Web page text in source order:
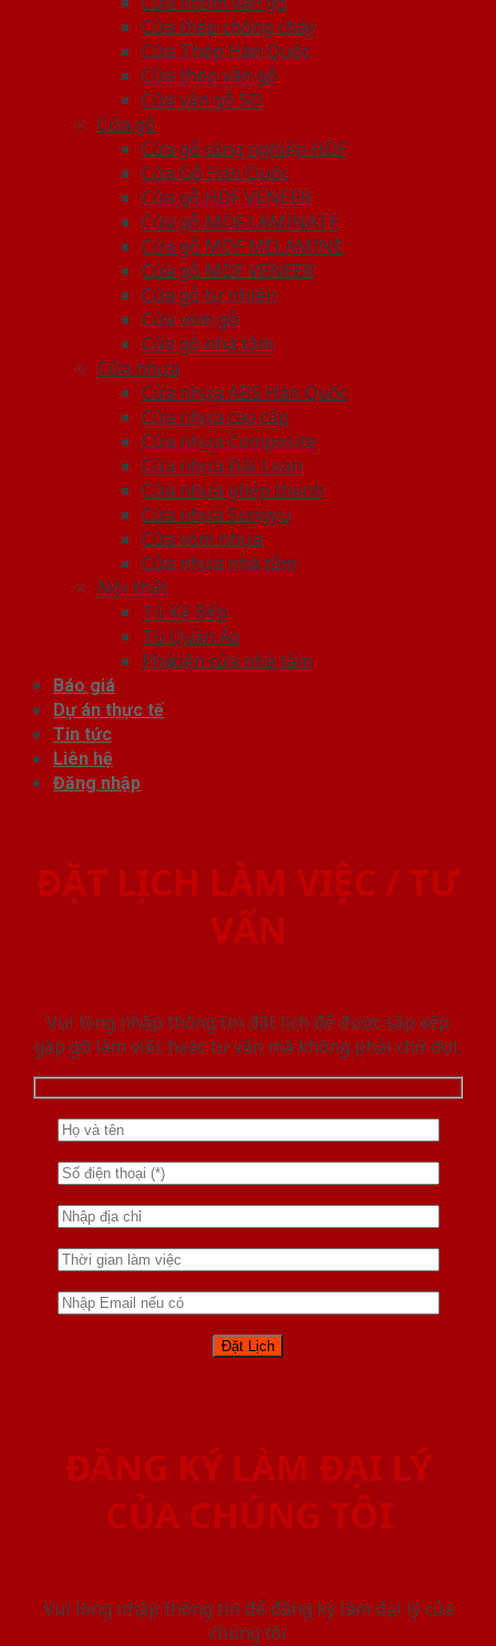
Cửa thép chống cháy
Cửa Thép Hàn Quốc
Cửa thép vân gỗ
Cửa vân gỗ 5D
Cửa gỗ
Cửa gỗ công nghiệp HDF
Cửa Gỗ Hàn Quốc
Cửa gỗ HDF VENEER
Cửa gỗ MDF LAMINATE
Cửa gỗ MDF MELAMINE
Cửa gỗ MDF VENEER
Cửa gỗ tự nhiên
Cửa vòm gỗ
Cửa gỗ nhà tắm
Cửa nhựa
Cửa nhựa ABS Hàn Quốc
Cửa nhựa cao cấp
Cửa nhựa Composite
Cửa nhựa Đài Loan
Cửa nhựa ghép thanh
Cửa nhựa Sungyu
Cửa vòm nhựa
Cửa nhựa nhà tắm
Nội thất
Tủ Kệ Bếp
Tủ Quần Áo
Phụ kiện cửa nhà tắm
Báo giá
Dự án thực tế
Tin tức
Liên hệ
Đăng nhập
ĐẶT LỊCH LÀM VIỆC / TƯ
VẤN
Vui lòng nhập thông tin đặt lịch để được sắp xếp
gặp gỡ làm việc hoăc tư vấn mà không phải chờ đợi.
ĐĂNG KÝ LÀM ĐẠI LÝ
CỦA CHÚNG TÔI
Vui lòng nhập thông tin để đăng ký làm đại lý của
chúng tôi